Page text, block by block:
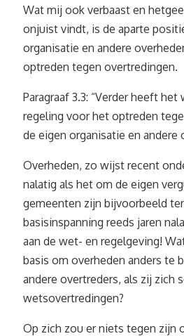
Wat mij ook verbaast en
onjuist vindt, is de aparte
organisatie en andere
optreden tegen overtredingen.
Paragraaf 3.3: “Verder heeft het
regeling voor het optreden
de eigen organisatie en andere
Overheden, zo wijst recent
nalatig als het om de eigen
gemeenten zijn bijvoorbeeld
basisinspanning reeds jaren
aan de wet- en regelgeving!
basis om overheden anders te
andere overtreders, als zij zich
wetsovertredingen?
Op zich zou er niets tegen zijn